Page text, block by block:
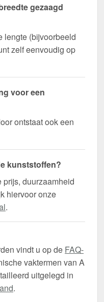
gezaagd
lengte (bijvoorbeeld
zelf eenvoudig op
voor een
ontstaat ook een
kunststoffen?
duurzaamheid
hiervoor onze
.
vindt u op de FAQ-
vaktermen van A
uitgelegd in
.